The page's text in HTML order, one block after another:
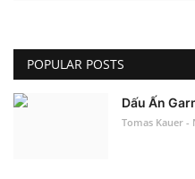
POPULAR POSTS
Dấu Ấn
Tomas Kauer